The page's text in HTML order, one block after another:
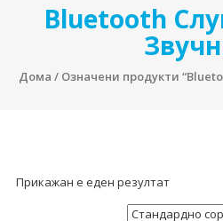
Bluetooth
Дома / Означени продукти
Прикажан е еден резултат